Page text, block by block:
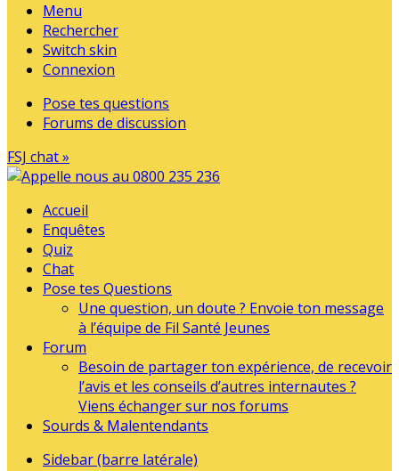
Menu
Rechercher
Switch skin
Connexion
Pose tes questions
Forums de discussion
FSJ chat »
Accueil
Enquêtes
Quiz
Chat
Pose tes Questions
Une question, un doute ? Envoie ton message
à l’équipe de Fil Santé Jeunes
Forum
Besoin de partager ton expérience, de recevoir
l’avis et les conseils d’autres internautes ?
Viens échanger sur nos forums
Sourds & Malentendants
Sidebar (barre latérale)